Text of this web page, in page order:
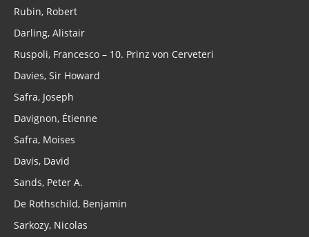
Rubin, Robert
Darling, Alistair
Ruspoli, Francesco – 10. Prinz von Cerveteri
Davies, Sir Howard
Safra, Joseph
Davignon, Étienne
Safra, Moises
Davis, David
Sands, Peter A.
De Rothschild, Benjamin
Sarkozy, Nicolas